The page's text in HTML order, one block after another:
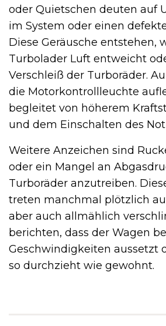
oder Quietschen deuten auf
im System oder einen
Diese Geräusche entstehen,
Turbolader Luft entweicht
Verschleiß der Turboräder.
die Motorkontrollleuchte
begleitet von höherem
und dem Einschalten des
Weitere Anzeichen sind
oder ein Mangel an
Turboräder anzutreiben.
treten manchmal plötzlich
aber auch allmählich
berichten, dass der Wagen
Geschwindigkeiten aussetzt
so durchzieht wie gewohnt.